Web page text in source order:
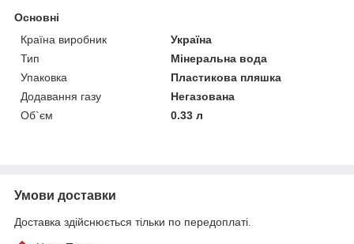
Основні
Країна виробник
Україна
Тип
Мінеральна вода
Упаковка
Пластикова пляшка
Додавання газу
Негазована
Об`єм
0.33 л
Умови доставки
Доставка здійснюється тільки по передоплаті.